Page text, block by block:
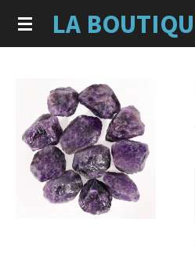
Passer
au
LA